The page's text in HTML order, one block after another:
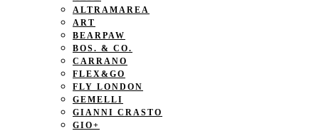
ALTRAMAREA
ART
BEARPAW
BOS. & CO.
CARRANO
FLEX&GO
FLY LONDON
GEMELLI
GIANNI CRASTO
GIO+